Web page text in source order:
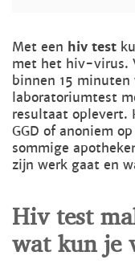
Met een hiv test
met het hiv-virus.
binnen 15
laboratoriumtest
resultaat oplevert.
GGD of anoniem
sommige
zijn werk gaat en
Hiv test
wat kun je